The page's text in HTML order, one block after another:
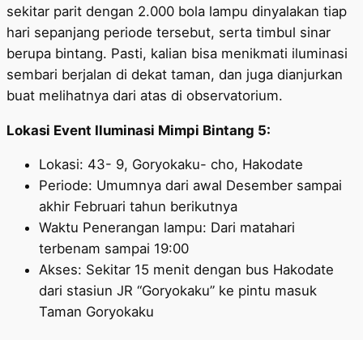
sekitar parit dengan 2.000 bola lampu dinyalakan tiap
hari sepanjang periode tersebut, serta timbul sinar
berupa bintang. Pasti, kalian bisa menikmati iluminasi
sembari berjalan di dekat taman, dan juga dianjurkan
buat melihatnya dari atas di observatorium.
Lokasi Event Iluminasi Mimpi Bintang 5:
Lokasi: 43- 9, Goryokaku- cho, Hakodate
Periode: Umumnya dari awal Desember sampai
akhir Februari tahun berikutnya
Waktu Penerangan lampu: Dari matahari
terbenam sampai 19:00
Akses: Sekitar 15 menit dengan bus Hakodate
dari stasiun JR “Goryokaku” ke pintu masuk
Taman Goryokaku